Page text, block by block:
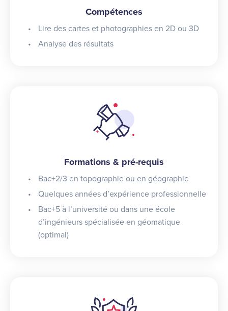
Compétences
Lire des cartes et photographies en 2D ou 3D
Analyse des résultats
Formations & pré-requis
Bac+2/3 en topographie ou en géographie
Quelques années d’expérience professionnelle
Bac+5 à l’université ou dans une école
d’ingénieurs spécialisée en géomatique
(optimal)